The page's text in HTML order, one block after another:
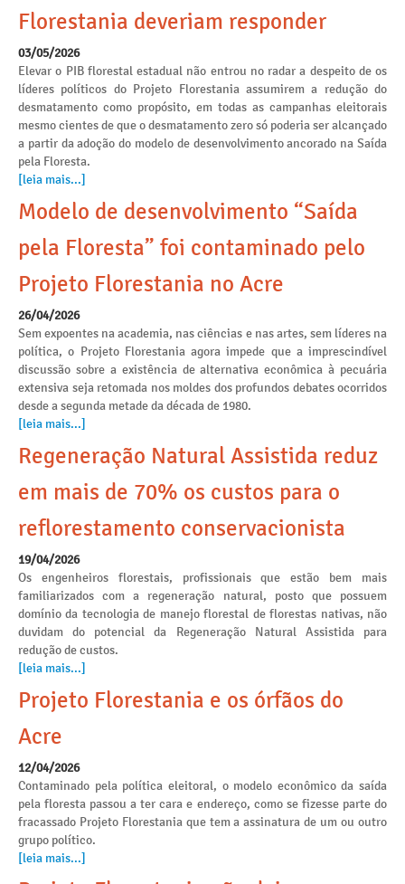
Florestania deveriam responder
03/05/2026
Elevar o PIB florestal estadual não entrou no radar a despeito de os
líderes políticos do Projeto Florestania assumirem a redução do
desmatamento como propósito, em todas as campanhas eleitorais
mesmo cientes de que o desmatamento zero só poderia ser alcançado
a partir da adoção do modelo de desenvolvimento ancorado na Saída
pela Floresta.
[leia mais...]
Modelo de desenvolvimento “Saída
pela Floresta” foi contaminado pelo
Projeto Florestania no Acre
26/04/2026
Sem expoentes na academia, nas ciências e nas artes, sem líderes na
política, o Projeto Florestania agora impede que a imprescindível
discussão sobre a existência de alternativa econômica à pecuária
extensiva seja retomada nos moldes dos profundos debates ocorridos
desde a segunda metade da década de 1980.
[leia mais...]
Regeneração Natural Assistida reduz
em mais de 70% os custos para o
reflorestamento conservacionista
19/04/2026
Os engenheiros florestais, profissionais que estão bem mais
familiarizados com a regeneração natural, posto que possuem
domínio da tecnologia de manejo florestal de florestas nativas, não
duvidam do potencial da Regeneração Natural Assistida para
redução de custos.
[leia mais...]
Projeto Florestania e os órfãos do
Acre
12/04/2026
Contaminado pela política eleitoral, o modelo econômico da saída
pela floresta passou a ter cara e endereço, como se fizesse parte do
fracassado Projeto Florestania que tem a assinatura de um ou outro
grupo político.
[leia mais...]